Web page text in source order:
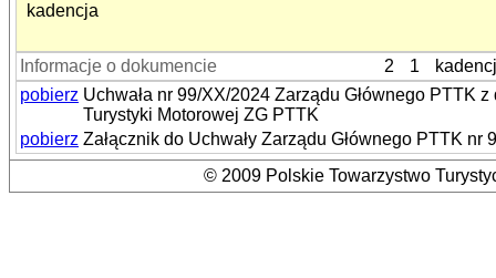
kadencja
Informacje o dokumencie 2 1
pobierz Uchwała nr 99/XX/2024 Zarządu Głównego PTTK
Turystyki Motorowej ZG PTTK
pobierz Załącznik do Uchwały Zarządu Głównego PTTK
© 2009 Polskie Towarzystwo